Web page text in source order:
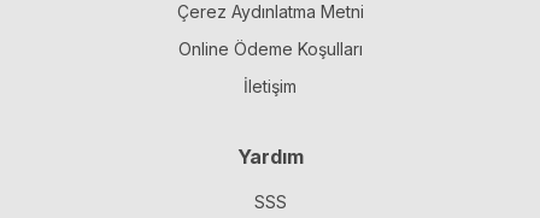
Çerez Aydınlatma Metni
Online Ödeme Koşulları
İletişim
Yardım
SSS